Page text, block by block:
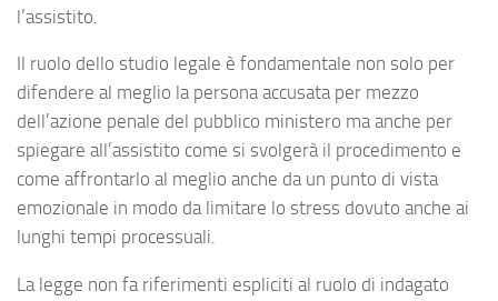
l’assistito.
Il ruolo dello studio legale è fondamentale non solo per
difendere al meglio la persona accusata per mezzo
dell’azione penale del pubblico ministero ma anche per
spiegare all’assistito come si svolgerà il procedimento e
come affrontarlo al meglio anche da un punto di vista
emozionale in modo da limitare lo stress dovuto anche ai
lunghi tempi processuali.
La legge non fa riferimenti espliciti al ruolo di indagato